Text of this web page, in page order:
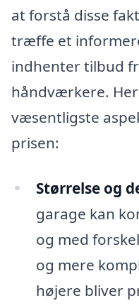
at forstå disse
træffe et
indhenter tilbud
håndværkere.
væsentligste
prisen:
Størrelse og
garage kan
og med
og mere
højere bliver